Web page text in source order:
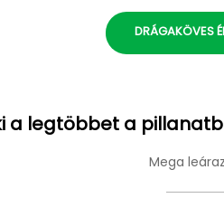
DRÁGAKÖVES
a legtöbbet a
Mega